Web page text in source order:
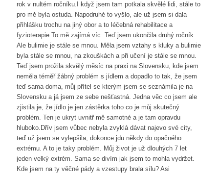
rok v nultém ročníku.I když jsem tam potkala skvělé lidi, stále to
pro mě byla ostuda. Napodruhé to vyšlo, ale už jsem si dala
přihlášku trochu na jiný obor a to léčebná rehabilitace a
fyzioterapie.To mě zajímá víc. Teď jsem ukončila druhý ročník.
Ale bulimie je stále se mnou. Měla jsem vztahy s kluky a bulimie
byla stále se mnou, na zkouškách a při učení je stále se mnou.
Teď jsem prožila skvělý měsíc na praxi na Slovensku, kde jsem
neměla téměř žábný problém s jídlem a dopadlo to tak, že jsem
teď sama doma, můj přítel se kterým jsem se seznámila je na
Slovensku a já jsem ze sebe nešťastná. Jedna věc co jsem ale
zjistila je, že jídlo je jen zástěrka toho co je můj skutečný
problém. Ten je ukryt uvnitř mě samotné a je tam opravdu
hluboko.Dřív jsem vůbec nebyla zvyklá dávat najevo své city,
teď už jsem se vylepšila, dokonce jdu někdy do opačného
extrému. A to je taky problém. Můj život je už dlouhých 7 let
jeden velký extrém. Sama se divím jak jsem to mohla vydržet.
Kde jsem na ty věčné pády a vzestupy brala sílu? Asi